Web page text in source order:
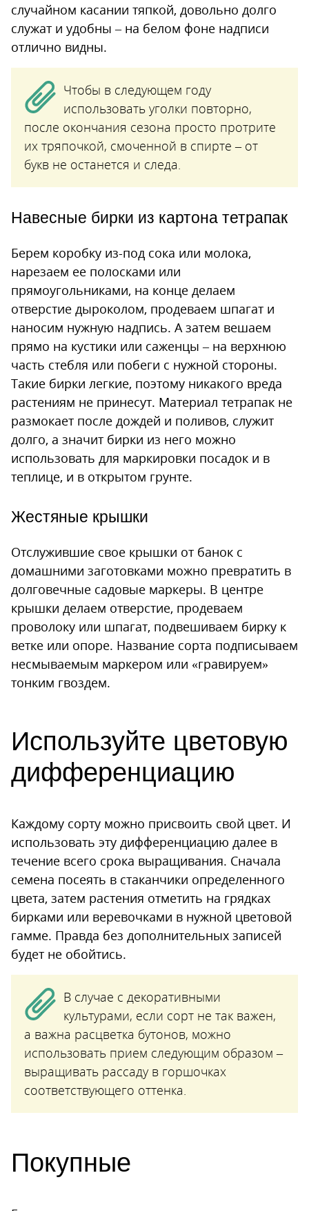
случайном касании тяпкой, довольно долго
служат и удобны – на белом фоне надписи
отлично видны.
Чтобы в следующем году
использовать уголки повторно,
после окончания сезона просто протрите
их тряпочкой, смоченной в спирте – от
букв не останется и следа.
Навесные бирки из картона тетрапак
Берем коробку из-под сока или молока,
нарезаем ее полосками или
прямоугольниками, на конце делаем
отверстие дыроколом, продеваем шпагат и
наносим нужную надпись. А затем вешаем
прямо на кустики или саженцы – на верхнюю
часть стебля или побеги с нужной стороны.
Такие бирки легкие, поэтому никакого вреда
растениям не принесут. Материал тетрапак не
размокает после дождей и поливов, служит
долго, а значит бирки из него можно
использовать для маркировки посадок и в
теплице, и в открытом грунте.
Жестяные крышки
Отслужившие свое крышки от банок с
домашними заготовками можно превратить в
долговечные садовые маркеры. В центре
крышки делаем отверстие, продеваем
проволоку или шпагат, подвешиваем бирку к
ветке или опоре. Название сорта подписываем
несмываемым маркером или «гравируем»
тонким гвоздем.
Используйте цветовую
дифференциацию
Каждому сорту можно присвоить свой цвет. И
использовать эту дифференциацию далее в
течение всего срока выращивания. Сначала
семена посеять в стаканчики определенного
цвета, затем растения отметить на грядках
бирками или веревочками в нужной цветовой
гамме. Правда без дополнительных записей
будет не обойтись.
В случае с декоративными
культурами, если сорт не так важен,
а важна расцветка бутонов, можно
использовать прием следующим образом –
выращивать рассаду в горшочках
соответствующего оттенка.
Покупные